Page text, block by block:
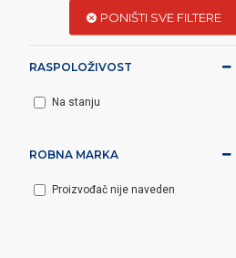
PONIŠTI SVE FILTERE
ROBNA MARKA
Proizvođač nije naveden
RASPOLOŽIVOST
Na stanju